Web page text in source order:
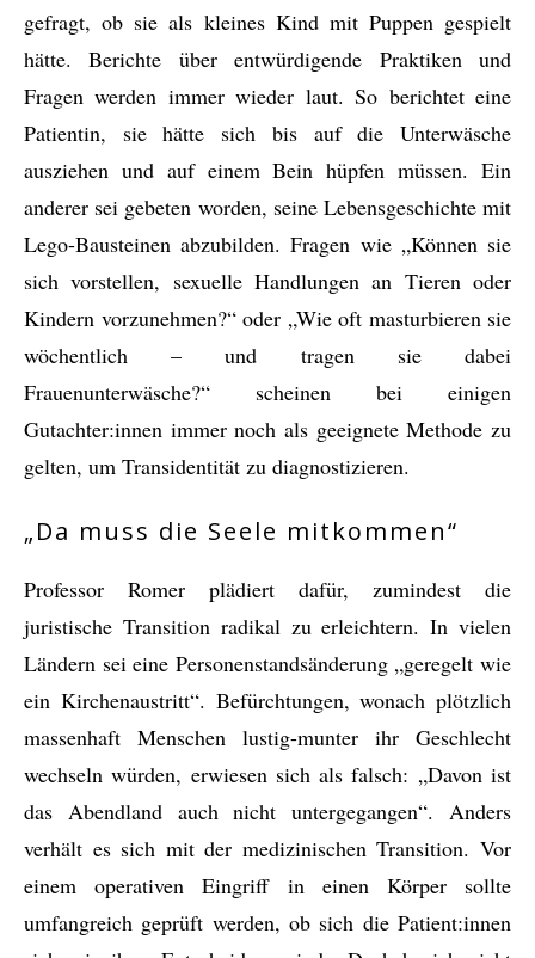
gefragt, ob sie als kleines Kind mit Puppen gespielt
hätte. Berichte über entwürdigende Praktiken und
Fragen werden immer wieder laut. So berichtet eine
Patientin, sie hätte sich bis auf die Unterwäsche
ausziehen und auf einem Bein hüpfen müssen. Ein
anderer sei gebeten worden, seine Lebensgeschichte mit
Lego-Bausteinen abzubilden. Fragen wie „Können sie
sich vorstellen, sexuelle Handlungen an Tieren oder
Kindern vorzunehmen?“ oder „Wie oft masturbieren sie
wöchentlich – und tragen sie dabei
Frauenunterwäsche?“ scheinen bei einigen
Gutachter:innen immer noch als geeignete Methode zu
gelten, um Transidentität zu diagnostizieren.
„Da muss die Seele mitkommen“
Professor Romer plädiert dafür, zumindest die
juristische Transition radikal zu erleichtern. In vielen
Ländern sei eine Personenstandsänderung „geregelt wie
ein Kirchenaustritt“. Befürchtungen, wonach plötzlich
massenhaft Menschen lustig-munter ihr Geschlecht
wechseln würden, erwiesen sich als falsch: „Davon ist
das Abendland auch nicht untergegangen“. Anders
verhält es sich mit der medizinischen Transition. Vor
einem operativen Eingriff in einen Körper sollte
umfangreich geprüft werden, ob sich die Patient:innen